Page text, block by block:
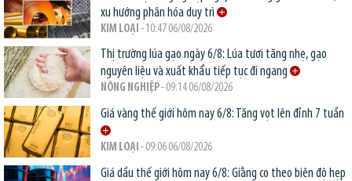
xu hướng phân hóa duy trì
KIM LOẠI - 10:47 06/08/2026
Thị trường lúa gạo ngày 6/8: Lúa tươi tăng nhẹ, gạo
nguyên liệu và xuất khẩu tiếp tục đi ngang
NÔNG NGHIỆP- 09:14 06/08/2026
Giá vàng thế giới hôm nay 6/8: Tăng vọt lên đỉnh 7 tuần
KIM LOẠI - 09:06 06/08/2026
Giá dầu thế giới hôm nay 6/8: Giằng co theo biên độ hẹp